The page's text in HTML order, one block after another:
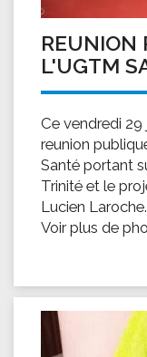
REUNION
L'UGTM
Ce vendredi 29
reunion
Santé portant
Trinité et le
Lucien Laroche.
Voir plus de